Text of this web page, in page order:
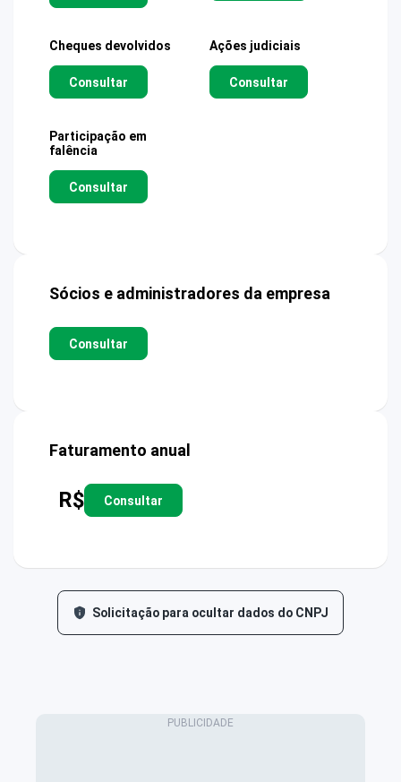
Cheques devolvidos
Consultar
Ações judiciais
Consultar
Participação em
falência
Consultar
Sócios e administradores da empresa
Consultar
Faturamento anual
R$ Consultar
Solicitação para ocultar dados do CNPJ